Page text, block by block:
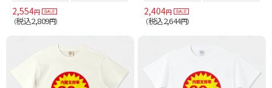
2,554円
（税込2,809円）
2,404円
（税込2,644円）